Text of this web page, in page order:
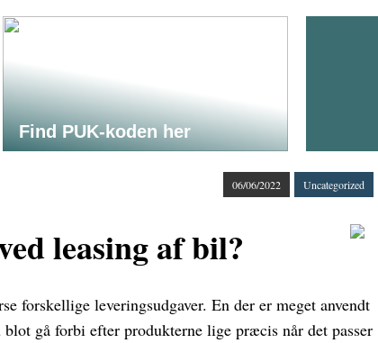
Find PUK-koden her
06/06/2022 Uncategorized
leasing af bil?
forskellige leveringsudgaver. En der er meget anvendt
gå forbi efter produkterne lige præcis når det passer